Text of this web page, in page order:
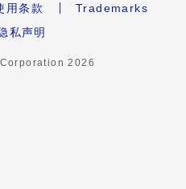
用条款
Trademarks
私声明
2026